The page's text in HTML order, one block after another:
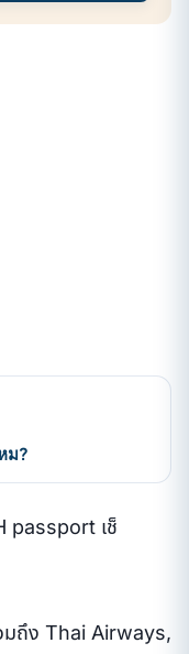
ม?
passport เช็
มถึง Thai Airways,